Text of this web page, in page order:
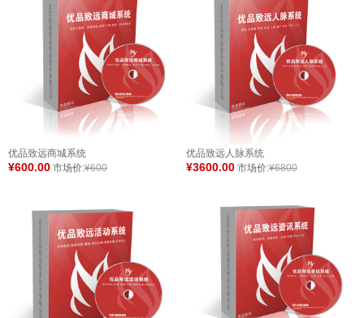
优品致远商城系统
¥600.00 市场价:¥600
优品致远人脉系统
¥3600.00市场价:¥6800